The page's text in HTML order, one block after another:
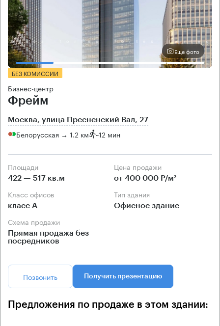
Еще фото
БЕЗ КОМИССИИ
Бизнес-центр
Фрейм
Москва, улица Пресненский Вал, 27
Белорусская → 1.2 км ~12 мин
Площади
422 — 517 кв.м
Цена продажи
от 400 000 Р/м²
Класс офисов
класс А
Тип здания
Офисное здание
Схема продажи
Прямая продажа без
посредников
Позвонить Получить презентацию
Предложения по продаже в этом здании: